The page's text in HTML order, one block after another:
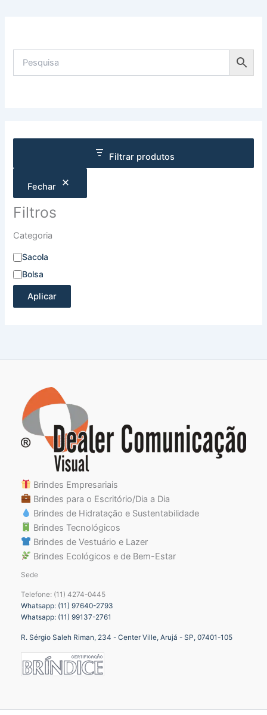
Filtrar produtos
Fechar
Filtros
Categoria
Sacola
Bolsa
Aplicar
Brindes Empresariais
Brindes para o Escritório/Dia a Dia
Brindes de Hidratação e Sustentabilidade
Brindes Tecnológicos
Brindes de Vestuário e Lazer
Brindes Ecológicos e de Bem-Estar
Sede
Telefone: (11) 4274-0445
Whatsapp: (11) 97640-2793
Whatsapp: (11) 99137-2761
R. Sérgio Saleh Riman, 234 - Center Ville, Arujá - SP, 07401-105